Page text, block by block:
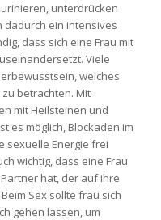
unterdrücken
dadurch ein intensives
dass sich eine Frau mit
Viele
welches
betrachten. Mit
mit Heilsteinen und
es möglich, Blockaden im
sexuelle Energie frei
wichtig, dass eine Frau
hat, der auf ihre
Sex sollte frau sich
gehen lassen, um